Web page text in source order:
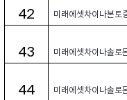
42 미래에셋차이나본토
43 미래에셋차이나솔로
44 미래에셋차이나솔로